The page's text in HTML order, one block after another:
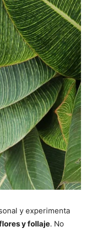
y experimenta
y follaje. No